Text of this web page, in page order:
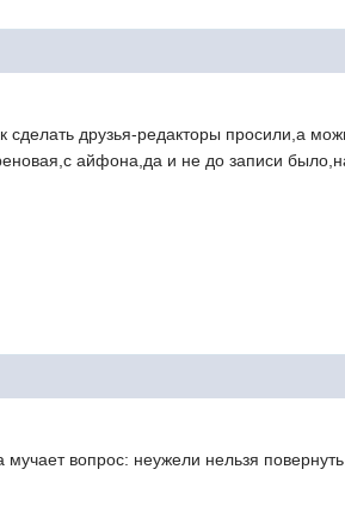
сделать друзья-редакторы просили,а
айфона,да и не до записи
вопрос: неужели нельзя